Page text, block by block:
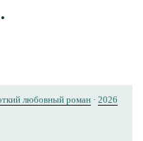
любовный роман · 2026